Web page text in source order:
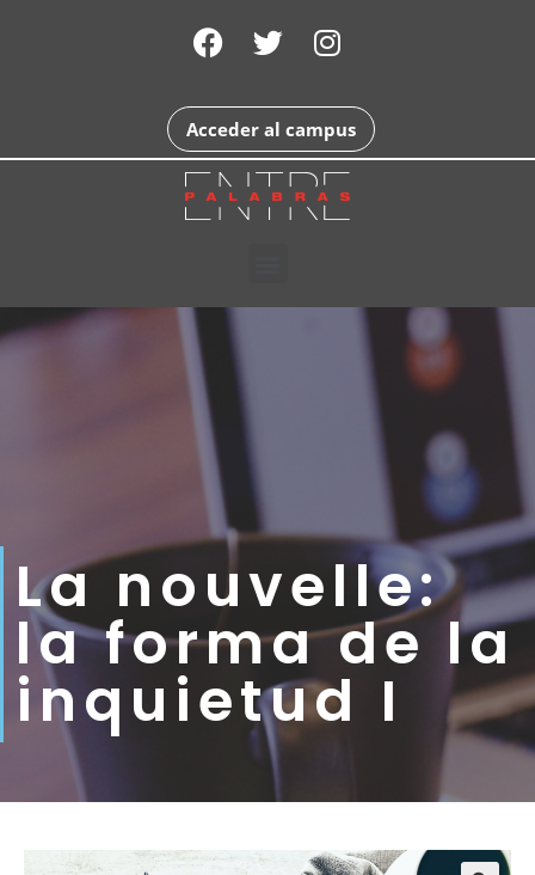
Acceder al campus
La nouvelle:
la forma de la
inquietud I